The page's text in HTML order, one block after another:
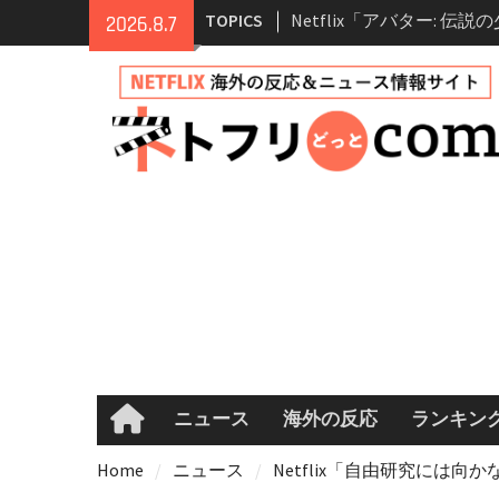
2026.8.7 TOPICS
Netflix「アバター: 伝説
シーズン2 完全ガイド｜
登場人物・あらすじ・シ
情報
Netflix映画「ボイスメー
て」キャスト・登場人物
め
Homeニュース 海外の反応 ランキン
Home ニュース Netflix「自由研究には向か